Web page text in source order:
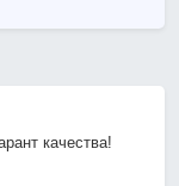
качества!